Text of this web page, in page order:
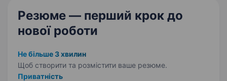
Резюме — перший крок до
нової роботи
Не більше 3 хвилин
Щоб створити та розмістити ваше резюме.
Приватність